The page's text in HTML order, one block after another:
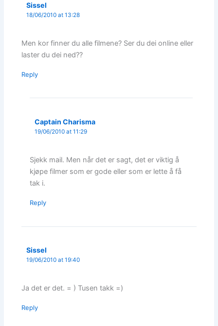
Sissel
18/06/2010 at 13:28
Men kor finner du alle filmene? Ser du dei online eller
laster du dei ned??
Reply
Captain Charisma
19/06/2010 at 11:29
Sjekk mail. Men når det er sagt, det er viktig å
kjøpe filmer som er gode eller som er lette å få
tak i.
Reply
Sissel
19/06/2010 at 19:40
Ja det er det. = ) Tusen takk =)
Reply